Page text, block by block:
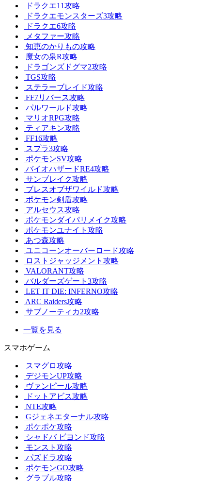
ドラクエ11攻略
ドラクエモンスターズ3攻略
ドラクエ6攻略
メタファー攻略
知恵のかりもの攻略
魔女の泉R攻略
ドラゴンズドグマ2攻略
TGS攻略
ステラーブレイド攻略
FF7リバース攻略
パルワールド攻略
マリオRPG攻略
ティアキン攻略
FF16攻略
スプラ3攻略
ポケモンSV攻略
バイオハザードRE4攻略
サンブレイク攻略
ブレスオブザワイルド攻略
ポケモン剣盾攻略
アルセウス攻略
ポケモンダイパリメイク攻略
ポケモンユナイト攻略
あつ森攻略
ユニコーンオーバーロード攻略
ロストジャッジメント攻略
VALORANT攻略
バルダーズゲート3攻略
LET IT DIE: INFERNO攻略
ARC Raiders攻略
サブノーティカ2攻略
一覧を見る
スマホゲーム
スマグロ攻略
デジモンUP攻略
ヴァンピール攻略
ドットアビス攻略
NTE攻略
Gジェネエターナル攻略
ポケポケ攻略
シャドバ ビヨンド攻略
モンスト攻略
パズドラ攻略
ポケモンGO攻略
グラブル攻略